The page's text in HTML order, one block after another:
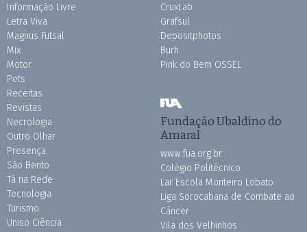
Informação Livre
Letra Viva
Magnus Futsal
Mix
Motor
Pets
Receitas
Revistas
Necrologia
Outro Olhar
Presença
São Bento
Tá na Rede
Tecnologia
Turismo
Uniso Ciência
CruxLab
Grafsul
Depositphotos
Burh
Pink do Bem OSSEL
Fundação Ubaldino do
Amaral
www.fua.org.br
Colégio Politécnico
Lar Escola Monteiro Lobato
Liga Sorocabana de Combate ao
Câncer
Vila dos Velhinhos